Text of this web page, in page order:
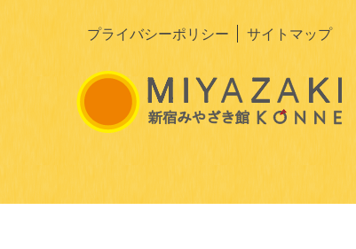
プライバシーポリシー サイトマップ